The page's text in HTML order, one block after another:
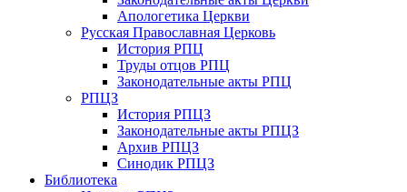
Апологетика Церкви
Русская Православная Церковь
История РПЦ
Труды отцов РПЦ
Законодательные акты РПЦ
РПЦЗ
История РПЦЗ
Законодательные акты РПЦЗ
Архив РПЦЗ
Синодик РПЦЗ
Библиотека